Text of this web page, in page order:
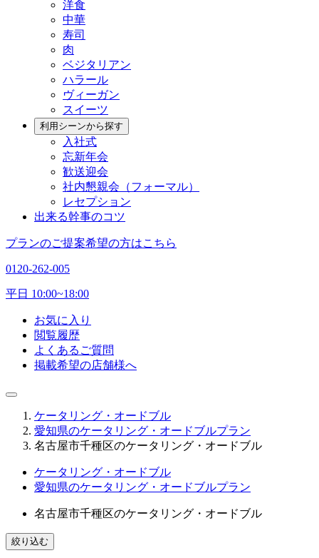
洋食
中華
寿司
肉
ベジタリアン
ハラール
ヴィーガン
スイーツ
利用シーンから探す
入社式
忘新年会
歓送迎会
社内懇親会（フォーマル）
レセプション
出来る幹事のコツ
プランのご提案希望の方はこちら
0120-262-005
平日 10:00~18:00
お気に入り
閲覧履歴
よくあるご質問
掲載希望の店舗様へ
ケータリング・オードブル
愛知県のケータリング・オードブルプラン
名古屋市千種区のケータリング・オードブル
ケータリング・オードブル
愛知県のケータリング・オードブルプラン
名古屋市千種区のケータリング・オードブル
絞り込む